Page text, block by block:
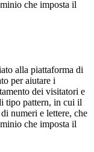
che imposta il
alla piattaforma di
per aiutare i
dei visitatori e
tipo pattern, in cui il
numeri e lettere, che
che imposta il